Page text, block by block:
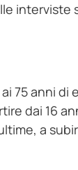
interviste
75 anni
dai 16
a